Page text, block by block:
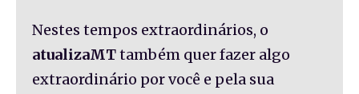
Nestes tempos extraordinários, o
atualizaMTtambém quer fazer algo
extraordinário por você e pela sua